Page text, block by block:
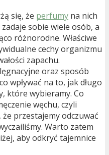
się, że perfumy na nich
sobie wiele osób, a
różnorodne. Właściwe
cechy organizmu
zapachu.
oraz sposób
wpływać na to, jak długo
które wybieramy. Co
węchu, czyli
przestajemy odczuwać
Warto zatem
aby odkryć tajemnice